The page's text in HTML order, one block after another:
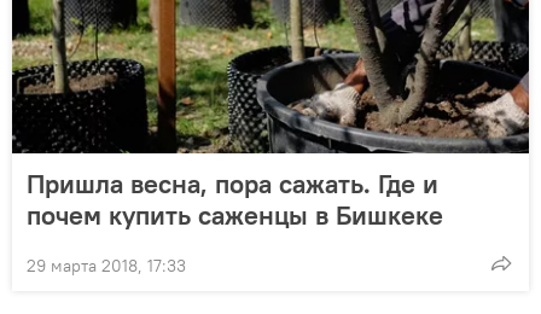
Пришла весна, пора сажать. Где и
почем купить саженцы в Бишкеке
29 марта 2018, 17:33